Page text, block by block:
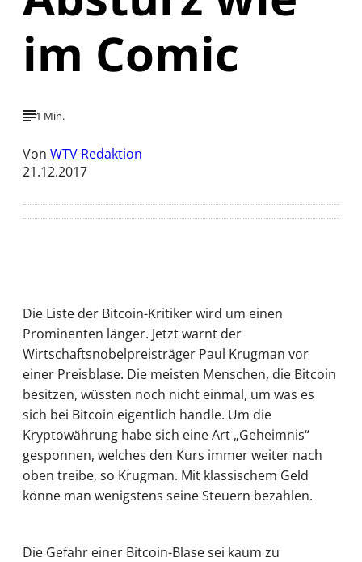
im Comic
1 Min.
Von WTV Redaktion
21.12.2017
Die Liste der Bitcoin-Kritiker wird um einen
Prominenten länger. Jetzt warnt der
Wirtschaftsnobelpreisträger Paul Krugman vor
einer Preisblase. Die meisten Menschen, die Bitcoin
besitzen, wüssten noch nicht einmal, um was es
sich bei Bitcoin eigentlich handle. Um die
Kryptowährung habe sich eine Art „Geheimnis“
gesponnen, welches den Kurs immer weiter nach
oben treibe, so Krugman. Mit klassischem Geld
könne man wenigstens seine Steuern bezahlen.
Die Gefahr einer Bitcoin-Blase sei kaum zu